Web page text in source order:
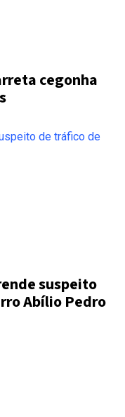
cegonha
suspeito
Abílio Pedro